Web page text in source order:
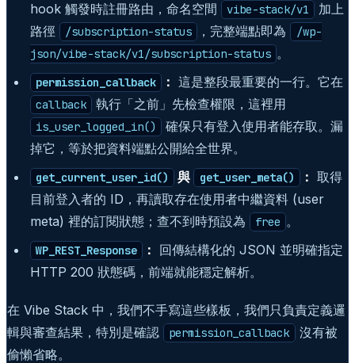
hook 觸發時註冊路由，命名空間
vibe-stack/v1
加上
路徑
/subscription-status ，完整端點即為
/wp-
json/vibe-stack/v1/subscription-status 。
permission_callback ： 這是整段最重要的一行。它在
callback 執行「之前」先檢查權限，這裡用
is_user_logged_in()
確保只有登入使用者能存取。漏
掉它，等於把資料端點公開給全世界。
get_current_user_id() 與 get_user_meta() ： 取得
目前登入者的 ID，再讀取存在使用者中繼資料 (user
meta) 裡的訂閱狀態；查不到時預設為
free 。
WP_REST_Response ： 回傳結構化的 JSON 並明確指定
HTTP 200 狀態碼，前端就能穩定解析。
在 Vibe Stack 中，我們不手寫這些樣板，我們只負責定義邏
輯與審查結果，特別是確認
permission_callback
沒有被
偷懶省略。